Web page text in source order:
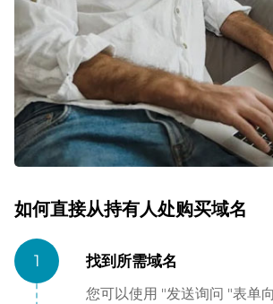
如何直接从持有人处购买域名
1 找到所需域名
您可以使用 "发送询问 "表单